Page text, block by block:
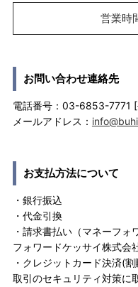
営業時
お問い合わせ連絡先
電話番号：03-6853-7771
メールアドレス：
お支払方法について
・銀行振込
・代金引換
・請求書払い（マネーフ
フォワードケッサイ株式会
・クレジットカード決済(
取引のセキュリティ対策に